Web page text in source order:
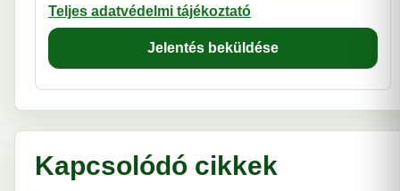
Teljes adatvédelmi tájékoztató
Jelentés beküldése
Kapcsolódó cikkek